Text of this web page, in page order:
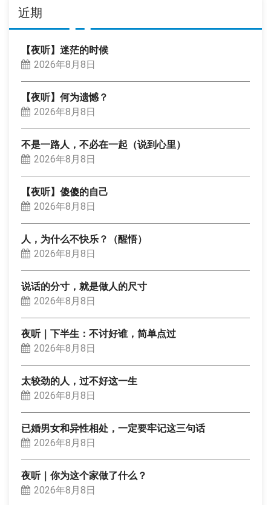
近期
【夜听】迷茫的时候
2026年8月8日
【夜听】何为遗憾？
2026年8月8日
不是一路人，不必在一起（说到心里）
2026年8月8日
【夜听】傻傻的自己
2026年8月8日
人，为什么不快乐？（醒悟）
2026年8月8日
说话的分寸，就是做人的尺寸
2026年8月8日
夜听｜下半生：不讨好谁，简单点过
2026年8月8日
太较劲的人，过不好这一生
2026年8月8日
已婚男女和异性相处，一定要牢记这三句话
2026年8月8日
夜听｜你为这个家做了什么？
2026年8月8日